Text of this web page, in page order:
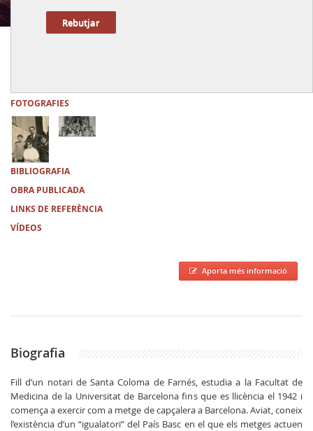
Rebutjar
FOTOGRAFIES
BIBLIOGRAFIA
OBRA PUBLICADA
LINKS DE REFERÈNCIA
VÍDEOS
Aporta més informació
Biografia
Fill d’un notari de Santa Coloma de Farnés, estudia a la Facultat de
Medicina de la Universitat de Barcelona fins que es llicència el 1942 i
comença a exercir com a metge de capçalera a Barcelona. Aviat, coneix
l’existència d’un “igualatori” del País Basc en el que els metges actuen